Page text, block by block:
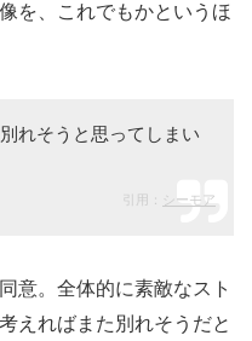
を、これでもかというほ
れそうと思ってしまい
引用： シーモア
意。全体的に素敵なスト
えればまた別れそうだと